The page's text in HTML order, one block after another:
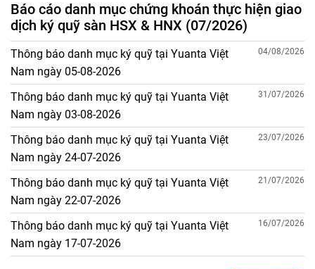
Báo cáo danh mục chứng khoán thực hiện giao
dịch ký quỹ sàn HSX & HNX (07/2026)
Thông báo danh mục ký quỹ tại Yuanta Việt
Nam ngày 05-08-2026
04/08/2026
Thông báo danh mục ký quỹ tại Yuanta Việt
Nam ngày 03-08-2026
31/07/2026
Thông báo danh mục ký quỹ tại Yuanta Việt
Nam ngày 24-07-2026
23/07/2026
Thông báo danh mục ký quỹ tại Yuanta Việt
Nam ngày 22-07-2026
21/07/2026
Thông báo danh mục ký quỹ tại Yuanta Việt
Nam ngày 17-07-2026
16/07/2026